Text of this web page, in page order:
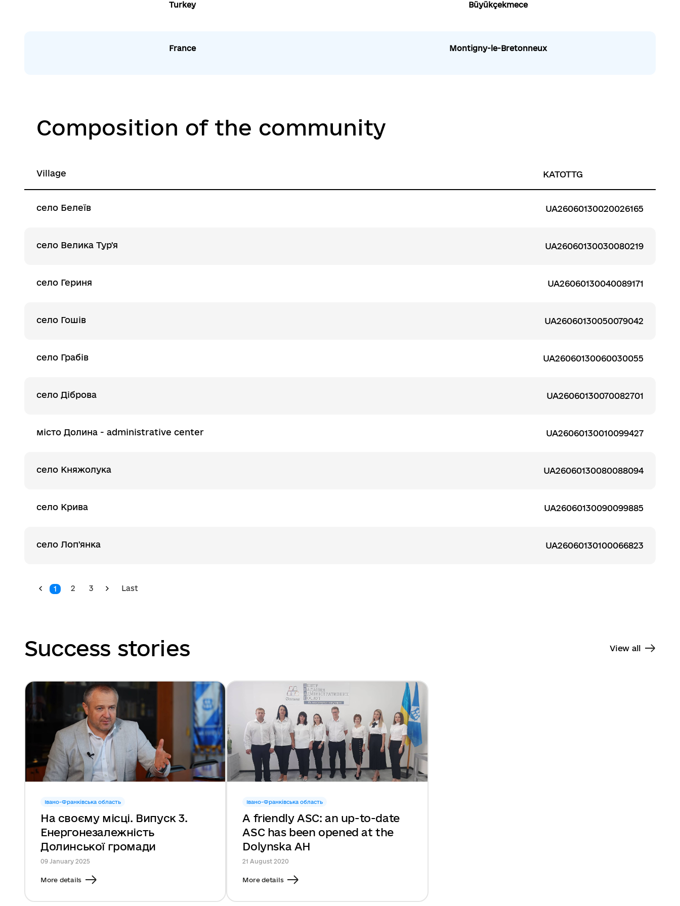
Turkey Büyükçekmece
France Montigny-le-Bretonneux
Composition of the community
Village KATOTTG
село Белеїв UA26060130020026165
село Велика Тур'я UA26060130030080219
село Гериня UA26060130040089171
село Гошів UA26060130050079042
село Грабів UA26060130060030055
село Діброва UA26060130070082701
місто Долина - administrative center UA26060130010099427
село Княжолука UA26060130080088094
село Крива UA26060130090099885
село Лоп'янка UA26060130100066823
1 2 3 Last
Success stories View all
Івано-Франківська область
На своєму місці. Випуск 3.
Енергонезалежність
Долинської громади
09 January 2025
More details
Івано-Франківська область
A friendly ASC: an up-to-date
ASC has been opened at the
Dolynska AH
21 August 2020
More details